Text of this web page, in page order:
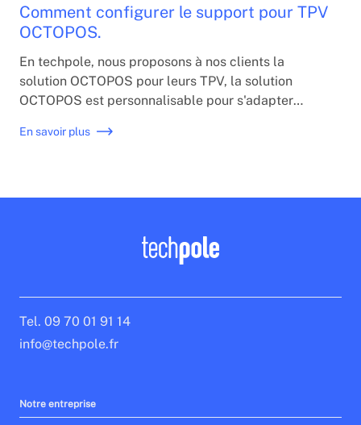
Comment configurer le support pour TPV
OCTOPOS.
En techpole, nous proposons à nos clients la
solution OCTOPOS pour leurs TPV, la solution
OCTOPOS est personnalisable pour s'adapter
En savoir plus
Tel. 09 70 01 91 14
info@techpole.fr
Notre entreprise